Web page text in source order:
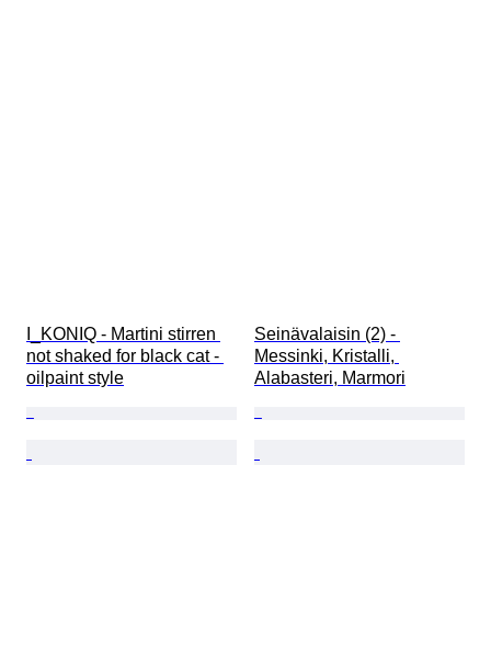
I_KONIQ - Martini stirren
not shaked for black cat -
oilpaint style
Seinävalaisin (2) -
Messinki, Kristalli,
Alabasteri, Marmori